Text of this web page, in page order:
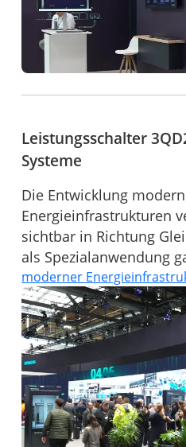
Leistungsschalter
Systeme
Die Entwicklung
Energieinfrastrukturen
sichtbar in Richtung
als Spezialanwendung
moderner